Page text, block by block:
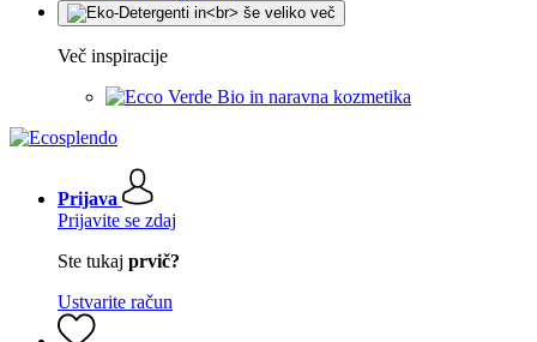
Več inspiracije
Bio in naravna kozmetika
Prijava
Prijavite se zdaj
Ste tukaj prvič?
Ustvarite račun